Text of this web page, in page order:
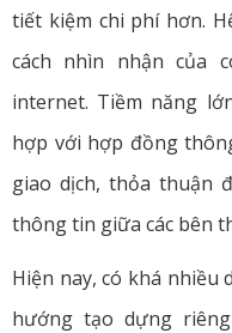
tiết kiệm chi phí hơn.
cách nhìn nhận của
internet. Tiềm năng
hợp với hợp đồng
giao dịch, thỏa thuận
thông tin giữa các bên
Hiện nay, có khá nhiều
hướng tạo dựng